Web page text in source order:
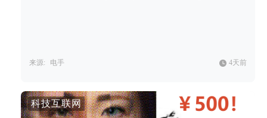
来源: 电手 4天前
科技互联网